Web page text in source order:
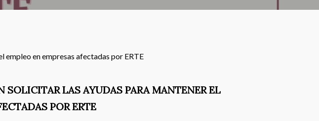
empleo en empresas afectadas por ERTE
SOLICITAR LAS AYUDAS PARA MANTENER EL
POR ERTE